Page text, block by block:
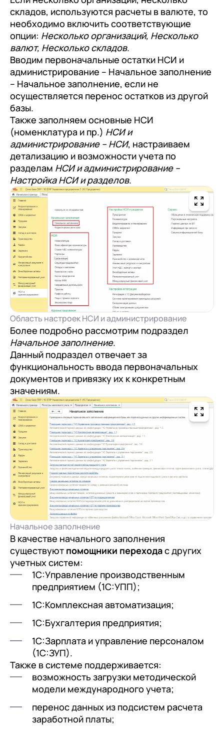
складов, используются расчеты в валюте, то
необходимо включить соответствующие
опции: Несколько организаций, Несколько
валют, Несколько складов.
Вводим первоначальные остатки НСИ и
администрирование – Начальное заполнение
– Начальное заполнение, если не
осуществляется перенос остатков из другой
базы.
Также заполняем основные НСИ
(номенклатура и пр.) НСИ и
администрирование – НСИ, настраиваем
детализацию и возможности учета по
разделам НСИ и администрирование –
Настройка НСИ и разделов.
Область настроек НСИ и администрирование
Более подробно рассмотрим подраздел
Начальное заполнение.
Данный подраздел отвечает за
функциональность ввода первоначальных
документов и привязку их к конкретным
значениям.
Начальное заполнение
В качестве начального заполнения
существуют помощники переходас других
учетных систем:
1С:Управление производственным
предприятием (1С:УПП);
1С:Комплексная автоматизация;
1С:Бухгалтерия предприятия;
1С:Зарплата и управление персоналом
(1С:ЗУП).
Также в системе поддерживается:
возможность загрузки методической
модели международного учета;
перенос данных из подсистем расчета
заработной платы;
+7 Номер телефона
Отправить
Я даю согласие на обработкуПерсональных
данныхв соответствии сПолитикой
Конфиденциальности
+7 Номер телефона
Отправить
Я даю согласие на обработкуПерсональных
данныхв соответствии сПолитикой
Конфиденциальности
+7 Номер телефона
Отправить
Я даю согласие на обработкуПерсональных
данныхв соответствии сПолитикой
Конфиденциальности
Перейти в корзину
Продолжить покупки